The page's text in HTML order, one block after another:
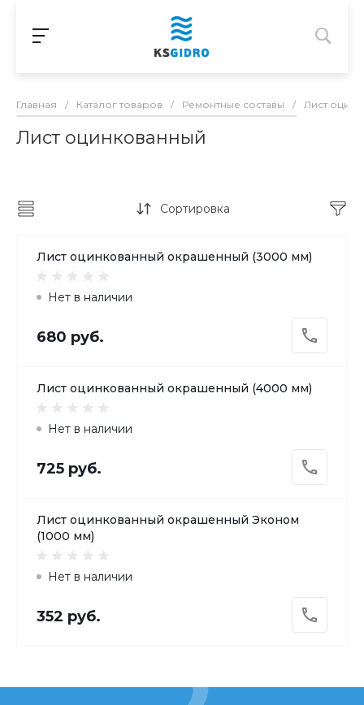
Главная / Каталог товаров / Ремонтные составы / Лист
Лист оцинкованный
Сортировка
Лист оцинкованный окрашенный (3000 мм)
Нет в наличии
680 руб.
Лист оцинкованный окрашенный (4000 мм)
Нет в наличии
725 руб.
Лист оцинкованный окрашенный Эконом
(1000 мм)
Нет в наличии
352 руб.